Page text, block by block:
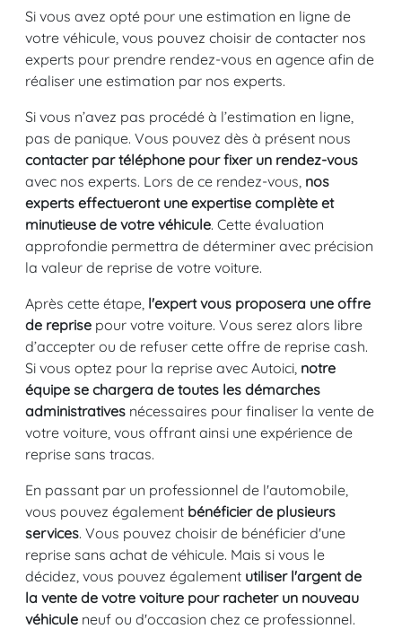
Si vous avez opté pour une estimation en ligne de
votre véhicule, vous pouvez choisir de contacter nos
experts pour prendre rendez-vous en agence afin de
réaliser une estimation par nos experts.
Si vous n’avez pas procédé à l’estimation en ligne,
pas de panique. Vous pouvez dès à présent nous
contacter par téléphone pour fixer un rendez-vous
avec nos experts. Lors de ce rendez-vous, nos
experts effectueront une expertise complète et
minutieuse de votre véhicule. Cette évaluation
approfondie permettra de déterminer avec précision
la valeur de reprise de votre voiture.
Après cette étape, l'expert vous proposera une offre
de reprise pour votre voiture. Vous serez alors libre
d’accepter ou de refuser cette offre de reprise cash.
Si vous optez pour la reprise avec Autoici, notre
équipe se chargera de toutes les démarches
administratives nécessaires pour finaliser la vente de
votre voiture, vous offrant ainsi une expérience de
reprise sans tracas.
En passant par un professionnel de l'automobile,
vous pouvez également bénéficier de plusieurs
services. Vous pouvez choisir de bénéficier d'une
reprise sans achat de véhicule. Mais si vous le
décidez, vous pouvez également utiliser l'argent de
la vente de votre voiture pour racheter un nouveau
véhicule neuf ou d'occasion chez ce professionnel.